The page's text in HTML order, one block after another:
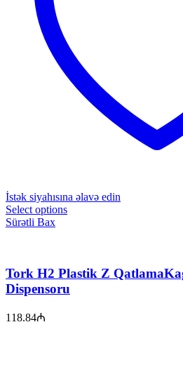
İstək siyahısına əlavə edin
Select options
Sürətli Bax
Tork H2 Plastik Z
Dispensoru
118.84₼